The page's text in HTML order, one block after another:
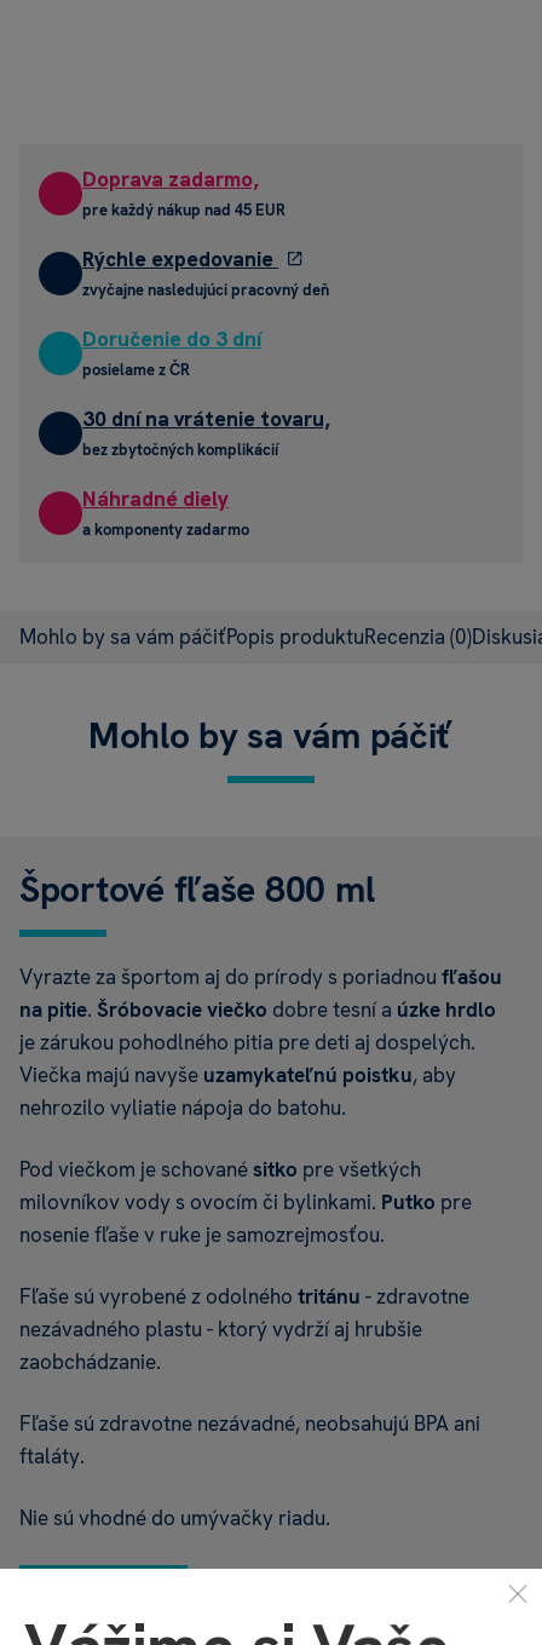
Doprava zadarmo,
pre každý nákup nad 45 EUR
Rýchle expedovanie
zvyčajne nasledujúci pracovný deň
Doručenie do 3 dní
posielame z ČR
30 dní na vrátenie tovaru,
bez zbytočných komplikácií
Náhradné diely
a komponenty zadarmo
Mohlo by sa vám páčiťPopis produktuRecenzia (0)
Mohlo by sa vám páčiť
Športové fľaše 800 ml
Vyrazte za športom aj do prírody s poriadnou fľašou
na pitie. Šróbovacie viečko dobre tesní a úzke hrdlo
je zárukou pohodlného pitia pre deti aj dospelých.
Viečka majú navyše uzamykateľnú poistku, aby
nehrozilo vyliatie nápoja do batohu.
Pod viečkom je schovanésitko pre všetkých
milovníkov vody s ovocím či bylinkami. Putko pre
nosenie fľaše v ruke je samozrejmosťou.
Fľaše sú vyrobené z odolného tritánu - zdravotne
nezávadného plastu - ktorý vydrží aj hrubšie
zaobchádzanie.
Fľaše sú zdravotne nezávadné, neobsahujú BPA ani
ftaláty.
Nie sú vhodné do umývačky riadu.